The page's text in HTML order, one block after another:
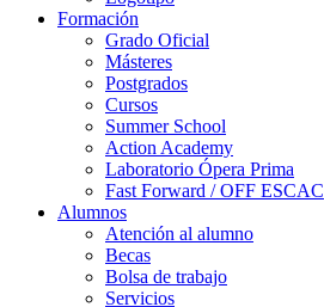
Formación
Grado Oficial
Másteres
Postgrados
Cursos
Summer School
Action Academy
Laboratorio Ópera Prima
Fast Forward / OFF ESCAC
Alumnos
Atención al alumno
Becas
Bolsa de trabajo
Servicios